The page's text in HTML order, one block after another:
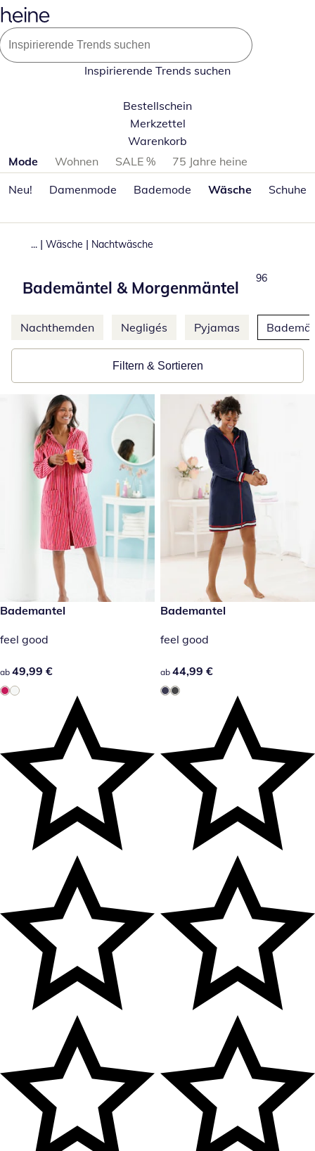
Inspirierende Trends suchen
Bestellschein
Merkzettel
Warenkorb
Produktkategorien überspringen
Mode Wohnen SALE %
75 Jahre heine
Neu!
Damenmode Bademode Wäsche Schuhe
... | Wäsche | Nachtwäsche
Bademäntel & Morgenmäntel
Produkte
96
Weitere Kategorien überspringen
Nachthemden Negligés Pyjamas
Filtern & Sortieren
49,99 €
Bademantel
feel good
49,99 €
ab 49,99 €
44,99 €
Bademantel
feel good
44,99 €
ab 44,99 €